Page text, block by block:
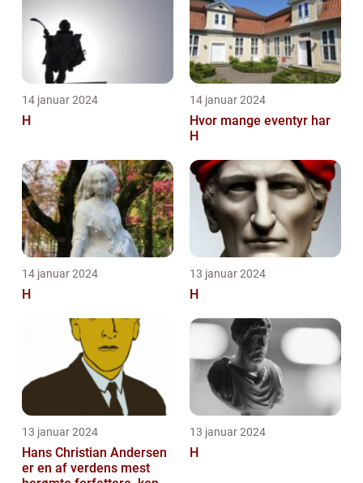
14 januar 2024
H
14 januar 2024
Hvor mange eventyr har
H
14 januar 2024
H
13 januar 2024
H
13 januar 2024
Hans Christian Andersen
er en af verdens mest
13 januar 2024
H